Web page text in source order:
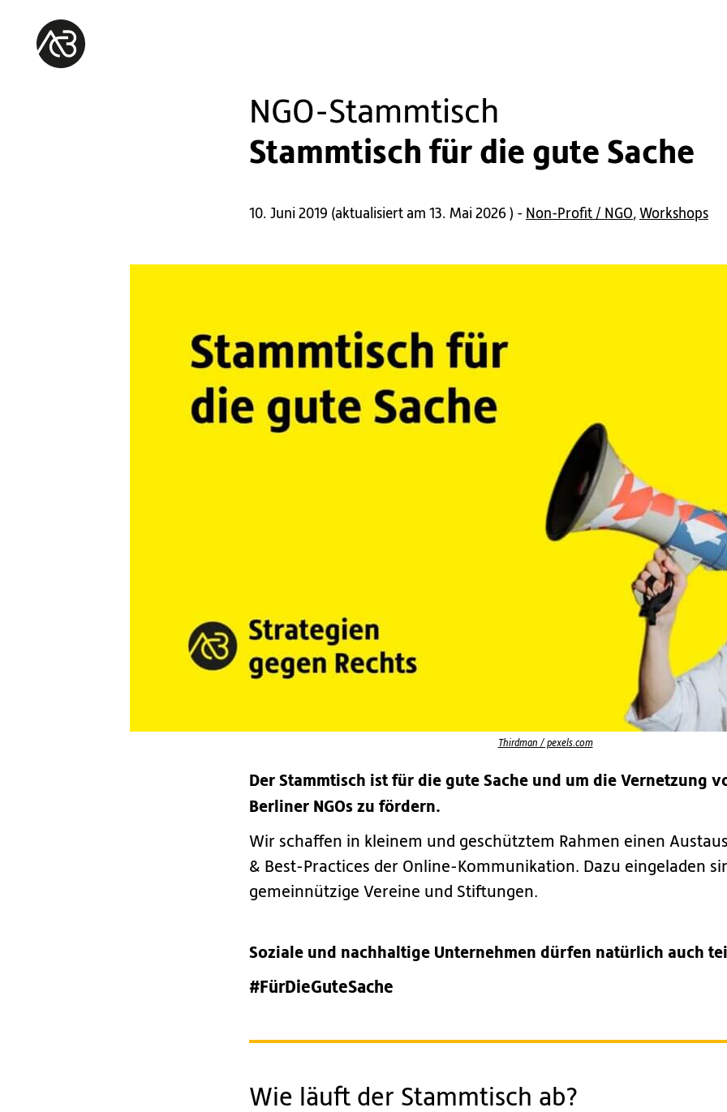
NGO-Stammtisch
Stammtisch für die gute Sache
10. Juni 2019 (aktualisiert am 13. Mai 2026 ) - Non-Profit / NGO, Workshops
Thirdman / pexels.com
Der Stammtisch ist für die gute Sache und um die Vernetzung
Berliner NGOs zu fördern.
Wir schaffen in kleinem und geschütztem Rahmen einen
& Best-Practices der Online-Kommunikation. Dazu eingeladen
gemeinnützige Vereine und Stiftungen.
Soziale und nachhaltige Unternehmen dürfen natürlich auch
#FürDieGuteSache
Wie läuft der Stammtisch ab?